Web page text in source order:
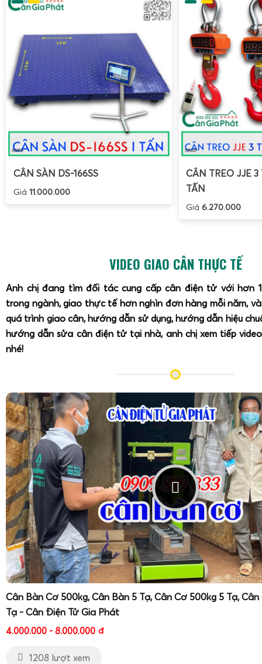
CÂN SÀN DS-166SS
Giá 11.000.000
CÂN TREO JJE
TẤN
Giá6.270.000
VIDEO GIAO CÂN THỰC TẾ
Anh chị đang tìm đối tác cung cấp cân điện tử với hơn
trong ngành, giao thực tế hơn nghìn đơn hàng mỗi năm,
quá trình giao cân, hướng dẫn sử dụng, hướng dẫn hiệu
hướng dẫn sửa cân điện tử tại nhà, anh chị xem tiếp
nhé!
Cân Bàn Cơ 500kg, Cân Bàn 5 Tạ, Cân Cơ 500kg 5 Tạ,
Tạ - Cân Điện Tử Gia Phát
4.000.000 - 8.000.000 đ
1208 lượt xem